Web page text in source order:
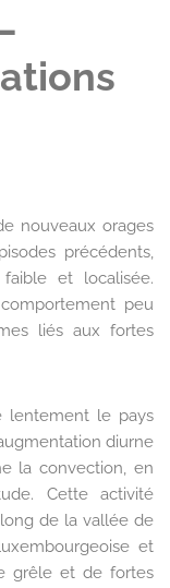
nouveaux orages
précédents,
faible et localisée.
peu
liés aux fortes
lentement le pays
diurne
la convection, en
Cette activité
de la vallée de
et
grêle et de fortes